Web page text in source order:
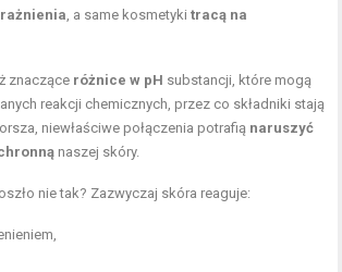
, a same kosmetykitracą na
znaczące różnice w pH substancji, które mogą
reakcji chemicznych, przez co składniki stają
niewłaściwe połączenia potrafią naruszyć
naszej skóry.
nie tak? Zazwyczaj skóra reaguje: